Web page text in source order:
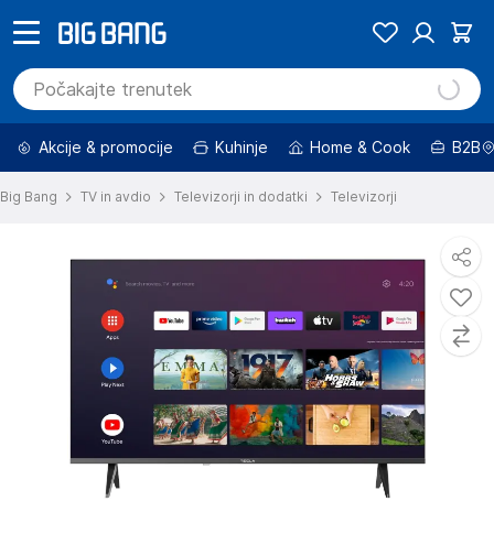
Akcije & promocije Kuhinje Home & Cook B2B
Big Bang TV in avdio Televizorji in dodatki Televizorji